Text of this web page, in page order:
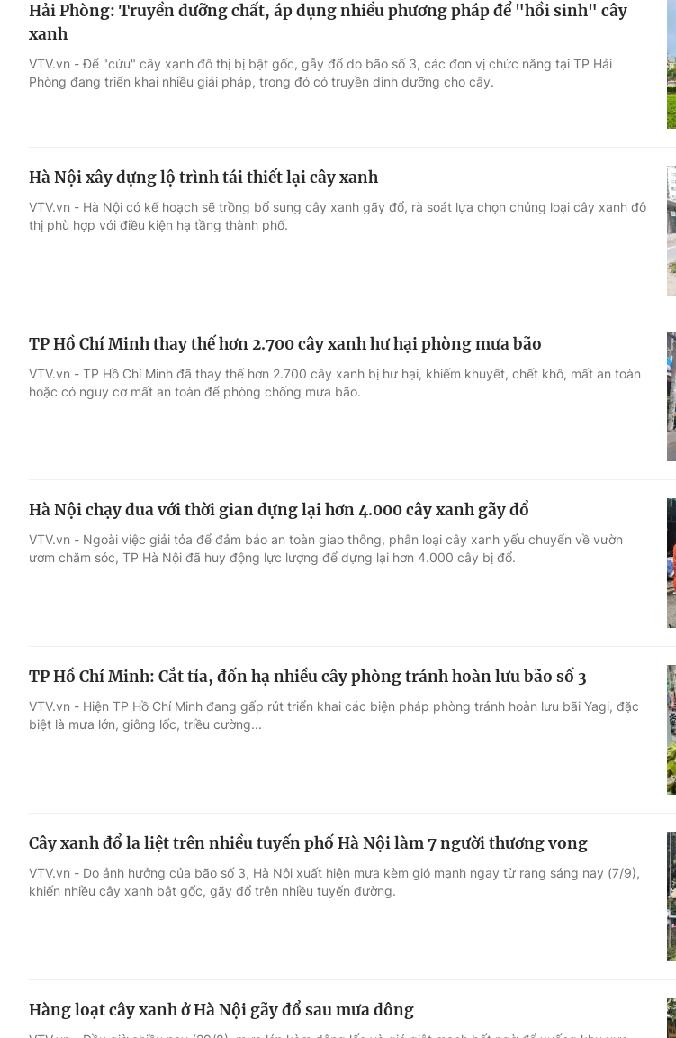
Hải Phòng: Truyền dưỡng chất, áp dụng nhiều phương pháp để "hồi sinh" cây
xanh
VTV.vn - Để "cứu" cây xanh đô thị bị bật gốc, gẫy đổ do bão số 3, các đơn vị chức năng tại TP Hải
Phòng đang triển khai nhiều giải pháp, trong đó có truyền dinh dưỡng cho cây.
Hà Nội xây dựng lộ trình tái thiết lại cây xanh
VTV.vn - Hà Nội có kế hoạch sẽ trồng bổ sung cây xanh gãy đổ, rà soát lựa chọn chủng loại cây xanh đô
thị phù hợp với điều kiện hạ tầng thành phố.
TP Hồ Chí Minh thay thế hơn 2.700 cây xanh hư hại phòng mưa bão
VTV.vn - TP Hồ Chí Minh đã thay thế hơn 2.700 cây xanh bị hư hại, khiếm khuyết, chết khô, mất an toàn
hoặc có nguy cơ mất an toàn để phòng chống mưa bão.
Hà Nội chạy đua với thời gian dựng lại hơn 4.000 cây xanh gãy đổ
VTV.vn - Ngoài việc giải tỏa để đảm bảo an toàn giao thông, phân loại cây xanh yếu chuyển về vườn
ươm chăm sóc, TP Hà Nội đã huy động lực lượng để dựng lại hơn 4.000 cây bị đổ.
TP Hồ Chí Minh: Cắt tỉa, đốn hạ nhiều cây phòng tránh hoàn lưu bão số 3
VTV.vn - Hiện TP Hồ Chí Minh đang gấp rút triển khai các biện pháp phòng tránh hoàn lưu bãi Yagi, đặc
biệt là mưa lớn, giông lốc, triều cường...
Cây xanh đổ la liệt trên nhiều tuyến phố Hà Nội làm 7 người thương vong
VTV.vn - Do ảnh hưởng của bão số 3, Hà Nội xuất hiện mưa kèm gió mạnh ngay từ rạng sáng nay (7/9),
khiến nhiều cây xanh bật gốc, gãy đổ trên nhiều tuyến đường.
Hàng loạt cây xanh ở Hà Nội gãy đổ sau mưa dông